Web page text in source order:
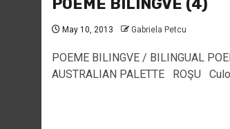
May 10, 2013 Gabriela Petcu
POEME BILINGVE / BILINGUAL
AUSTRALIAN PALETTE ROŞU